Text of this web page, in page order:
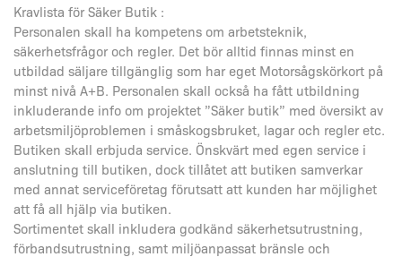
Kravlista för Säker Butik :
Personalen skall ha kompetens om arbetsteknik,
säkerhetsfrågor och regler. Det bör alltid finnas minst en
utbildad säljare tillgänglig som har eget Motorsågskörkort på
minst nivå A+B. Personalen skall också ha fått utbildning
inkluderande info om projektet ”Säker butik” med översikt av
arbetsmiljöproblemen i småskogsbruket, lagar och regler etc.
Butiken skall erbjuda service. Önskvärt med egen service i
anslutning till butiken, dock tillåtet att butiken samverkar
med annat serviceföretag förutsatt att kunden har möjlighet
att få all hjälp via butiken.
Sortimentet skall inkludera godkänd säkerhetsutrustning,
förbandsutrustning, samt miljöanpassat bränsle och